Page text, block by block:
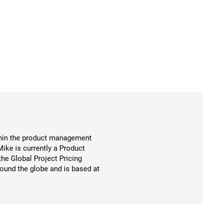
the product management
is currently a Product
Global Project Pricing
the globe and is based at